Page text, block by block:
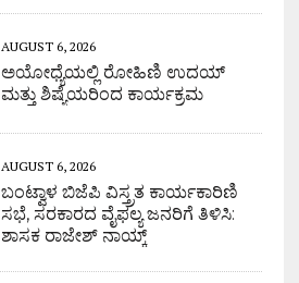
AUGUST 6, 2026
ಅಯೋಧ್ಯೆಯಲ್ಲಿ ರೋಹಿಣಿ ಉದಯ್
ಮತ್ತು ಶಿಷ್ಯೆಯರಿಂದ ಕಾರ್ಯಕ್ರಮ
AUGUST 6, 2026
ಬಂಟ್ವಾಳ ಬಿಜೆಪಿ ವಿಸ್ತ್ರತ ಕಾರ್ಯಕಾರಿಣಿ
ಸಭೆ, ಸರಕಾರದ ವೈಫಲ್ಯ ಜನರಿಗೆ ತಿಳಿಸಿ:
ಶಾಸಕ ರಾಜೇಶ್ ನಾಯ್ಕ್